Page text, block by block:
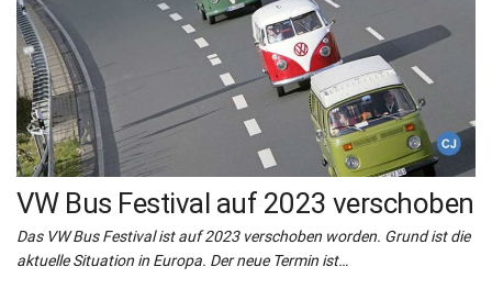
VW Bus Festival auf 2023 verschoben
Das VW Bus Festival ist auf 2023 verschoben worden. Grund ist die
aktuelle Situation in Europa. Der neue Termin ist…